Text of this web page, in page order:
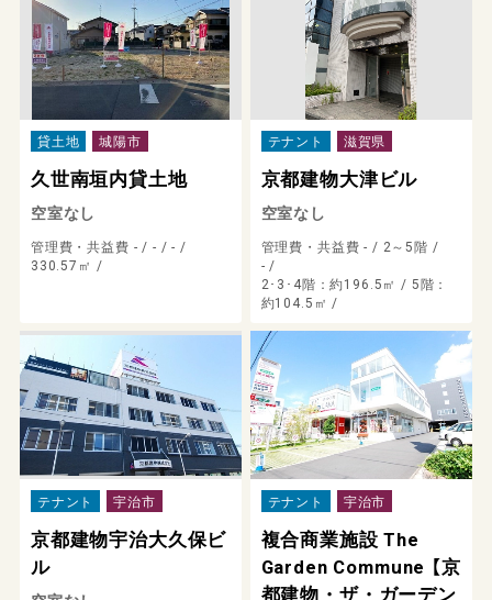
貸土地 城陽市
久世南垣内貸土地
空室なし
管理費・共益費 - / - /- /
330.57㎡ /
テナント 滋賀県
京都建物大津ビル
空室なし
管理費・共益費 - / 2～5階 /
- /
2･3･4階：約196.5㎡ / 5階：
約104.5㎡ /
テナント 宇治市
京都建物宇治大久保ビ
ル
テナント 宇治市
複合商業施設 The
Garden Commune 【京
都建物・ザ・ガーデン